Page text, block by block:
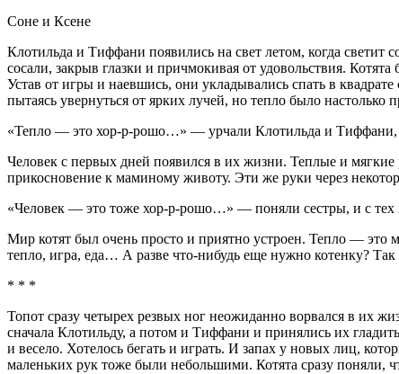
Соне и Ксене
Клотильда и Тиффани появились на свет летом, когда светит
сосали, закрыв глазки и причмокивая от удовольствия.
Устав от игры и наевшись, они укладывались спать в
пытаясь увернуться от ярких лучей, но тепло было
«Тепло — это хор-р-рошо…» — урчали Клотильда и Тиффани,
Человек с первых дней появился в их жизни. Теплые и
прикосновение к маминому животу. Эти же руки через
«Человек — это тоже хор-р-рошо…» — поняли сестры, и с тех
Мир котят был очень просто и приятно устроен. Тепло — это
тепло, игра, еда… А разве что-нибудь еще нужно котенку?
* * *
Топот сразу четырех резвых ног неожиданно ворвался в
сначала Клотильду, а потом и Тиффани и принялись их
и весело. Хотелось бегать и играть. И запах у новых лиц,
маленьких рук тоже были небольшими. Котята сразу поняли,